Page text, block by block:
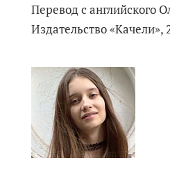
Перевод с английского
Издательство «Качели»,